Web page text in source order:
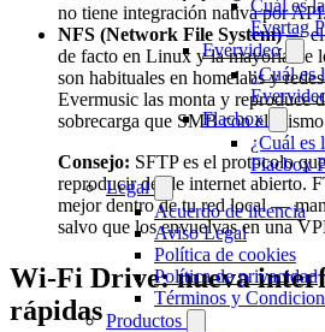
Cuál es
Evertag
Evervideo
¿Cuál es
Flacbox
¿Cuál es
Flacbox
Legal
Acuerdo de licencia
Aviso Legal
Política de cookies
Política de privacidad
Términos y
Productos
no tiene integración nativa por
NFS (Network File System)— el
de facto en Linux y la mayoría de
son habituales en homelabs y
Evermusic las monta y reproduce
sobrecarga que SMB con el
Consejo: SFTP es el protocolo
reproducir desde internet abierto.
mejor dentro de tu red local —
salvo que los envuelvas en una
Wi-Fi Drive: nueva
rápidas